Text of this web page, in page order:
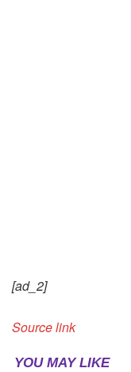
[ad_2]
Source link